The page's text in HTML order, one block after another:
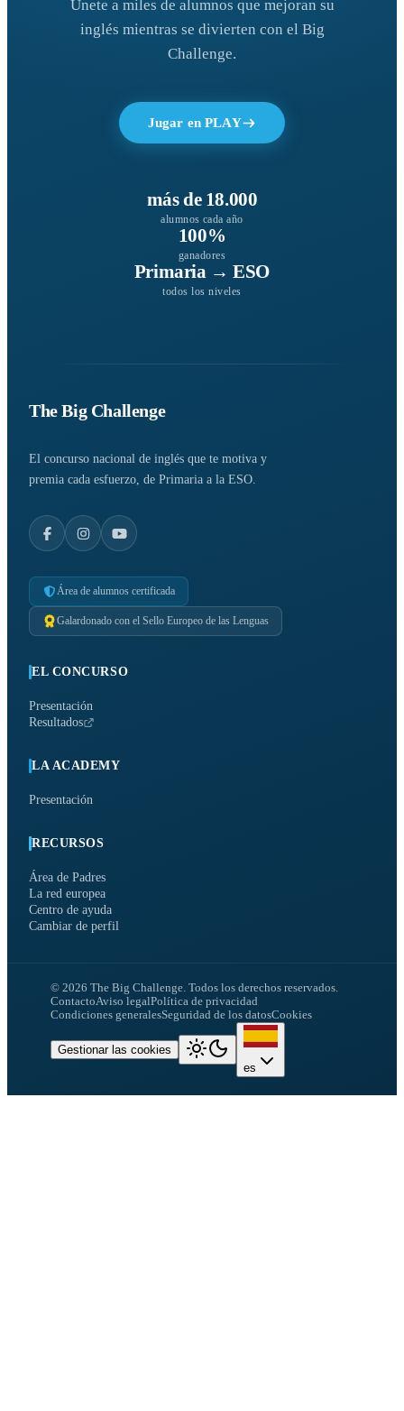
Únete a miles de alumnos que mejoran su
inglés mientras se divierten con el Big
Challenge.
Jugar en PLAY
más de 18.000
alumnos cada año
100%
ganadores
Primaria → ESO
todos los niveles
The Big Challenge
El concurso nacional de inglés que te motiva y
premia cada esfuerzo, de Primaria a la ESO.
Área de alumnos certificada
Galardonado con el Sello Europeo de las Lenguas
EL CONCURSO
Presentación
Resultados
LA ACADEMY
Presentación
RECURSOS
Área de Padres
La red europea
Centro de ayuda
Cambiar de perfil
© 2026 The Big Challenge. Todos los derechos reservados.
ContactoAviso legalPolítica de privacidad
Condiciones generalesSeguridad de los datosCookies
Gestionar las cookies
es